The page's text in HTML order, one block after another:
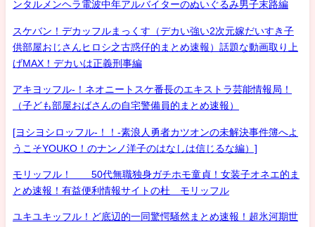
ンタルメンヘラ電波中年アルバイターのぬいぐるみ男子末路編
スケバン！デカッフルまっくす（デカい強い2次元嫁だいすき子
供部屋おじさんヒロシ之古惑仔的まとめ速報）話題な動画取り上
げMAX！デカいは正義刑事編
アキヨッフル-！ネオニートスケ番長のエキストラ芸能情報局！
（子ども部屋おばさんの自宅警備員的まとめ速報）
[ヨシヨシロッフル-！！-素浪人勇者カツオンの未解決事件簿へよ
うこそYOUKO！のナンノ洋子のはなしは信じるな編）]
モリッフル！ 50代無職独身ガチホモ童貞！女装子オネエ的ま
とめ速報！有益便利情報サイトの杜 モリッフル
ユキユキッフル！ど底辺的一同驚愕騒然まとめ速報！超氷河期世